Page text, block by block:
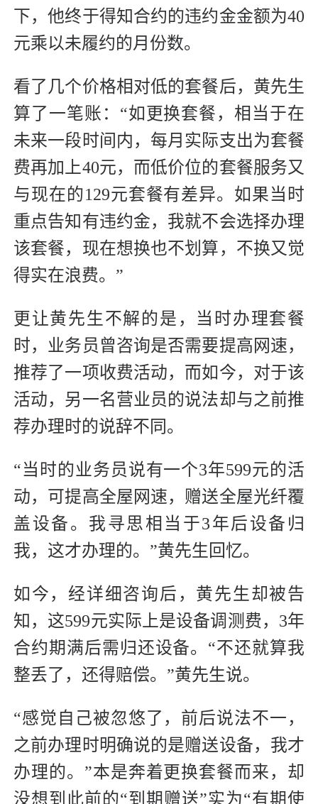
下，他终于得知合约的违约金金额为40
元乘以未履约的月份数。
看了几个价格相对低的套餐后，黄先生
算了一笔账：“如更换套餐，相当于在
未来一段时间内，每月实际支出为套餐
费再加上40元，而低价位的套餐服务又
与现在的129元套餐有差异。如果当时
重点告知有违约金，我就不会选择办理
该套餐，现在想换也不划算，不换又觉
得实在浪费。”
更让黄先生不解的是，当时办理套餐
时，业务员曾咨询是否需要提高网速，
推荐了一项收费活动，而如今，对于该
活动，另一名营业员的说法却与之前推
荐办理时的说辞不同。
“当时的业务员说有一个3年599元的活
动，可提高全屋网速，赠送全屋光纤覆
盖设备。我寻思相当于3年后设备归
我，这才办理的。”黄先生回忆。
如今，经详细咨询后，黄先生却被告
知，这599元实际上是设备调测费，3年
合约期满后需归还设备。“不还就算我
整丢了，还得赔偿。”黄先生说。
“感觉自己被忽悠了，前后说法不一，
之前办理时明确说的是赠送设备，我才
办理的。”本是奔着更换套餐而来，却
没想到此前的“到期赠送”实为“有期使